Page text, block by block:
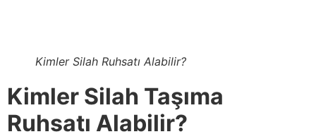
Kimler Silah Ruhsatı Alabilir?
Kimler Silah Taşıma
Ruhsatı Alabilir?